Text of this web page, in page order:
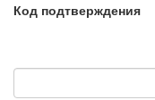
Код подтверждения